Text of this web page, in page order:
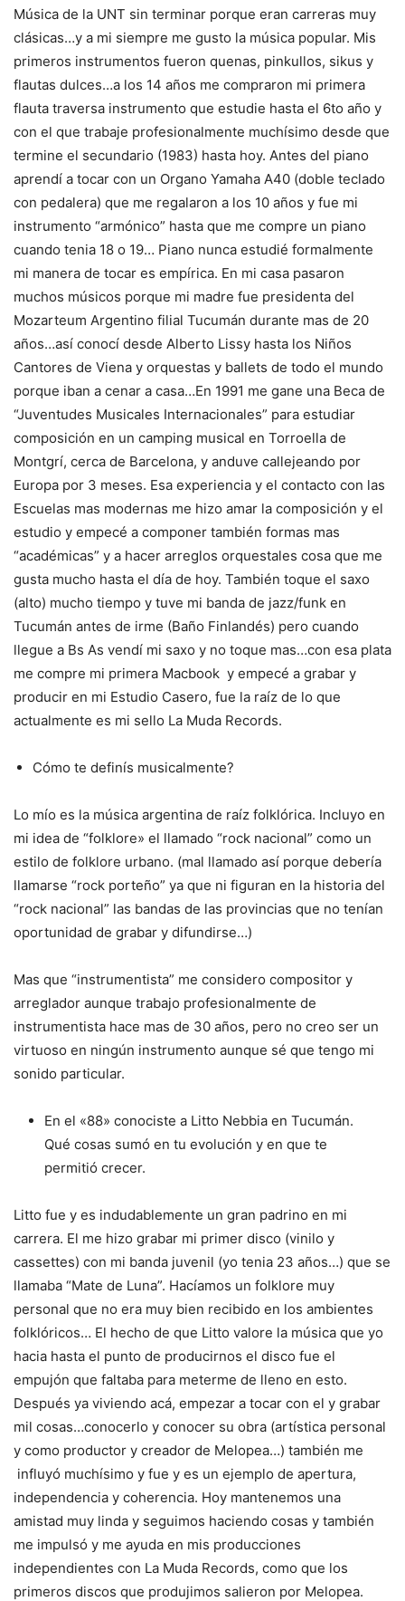
Música de la UNT sin terminar porque eran carreras muy
clásicas…y a mi siempre me gusto la música popular. Mis
primeros instrumentos fueron quenas, pinkullos, sikus y
flautas dulces…a los 14 años me compraron mi primera
flauta traversa instrumento que estudie hasta el 6to año y
con el que trabaje profesionalmente muchísimo desde que
termine el secundario (1983) hasta hoy. Antes del piano
aprendí a tocar con un Organo Yamaha A40 (doble teclado
con pedalera) que me regalaron a los 10 años y fue mi
instrumento “armónico” hasta que me compre un piano
cuando tenia 18 o 19… Piano nunca estudié formalmente
mi manera de tocar es empírica. En mi casa pasaron
muchos músicos porque mi madre fue presidenta del
Mozarteum Argentino filial Tucumán durante mas de 20
años…así conocí desde Alberto Lissy hasta los Niños
Cantores de Viena y orquestas y ballets de todo el mundo
porque iban a cenar a casa…En 1991 me gane una Beca de
“Juventudes Musicales Internacionales” para estudiar
composición en un camping musical en Torroella de
Montgrí, cerca de Barcelona, y anduve callejeando por
Europa por 3 meses. Esa experiencia y el contacto con las
Escuelas mas modernas me hizo amar la composición y el
estudio y empecé a componer también formas mas
“académicas” y a hacer arreglos orquestales cosa que me
gusta mucho hasta el día de hoy. También toque el saxo
(alto) mucho tiempo y tuve mi banda de jazz/funk en
Tucumán antes de irme (Baño Finlandés) pero cuando
llegue a Bs As vendí mi saxo y no toque mas…con esa plata
me compre mi primera Macbook y empecé a grabar y
producir en mi Estudio Casero, fue la raíz de lo que
actualmente es mi sello La Muda Records.
Cómo te definís musicalmente?
Lo mío es la música argentina de raíz folklórica. Incluyo en
mi idea de “folklore» el llamado “rock nacional” como un
estilo de folklore urbano. (mal llamado así porque debería
llamarse “rock porteño” ya que ni figuran en la historia del
“rock nacional” las bandas de las provincias que no tenían
oportunidad de grabar y difundirse…)
Mas que “instrumentista” me considero compositor y
arreglador aunque trabajo profesionalmente de
instrumentista hace mas de 30 años, pero no creo ser un
virtuoso en ningún instrumento aunque sé que tengo mi
sonido particular.
En el «88» conociste a Litto Nebbia en Tucumán.
Qué cosas sumó en tu evolución y en que te
permitió crecer.
Litto fue y es indudablemente un gran padrino en mi
carrera. El me hizo grabar mi primer disco (vinilo y
cassettes) con mi banda juvenil (yo tenia 23 años…) que se
llamaba “Mate de Luna”. Hacíamos un folklore muy
personal que no era muy bien recibido en los ambientes
folklóricos… El hecho de que Litto valore la música que yo
hacia hasta el punto de producirnos el disco fue el
empujón que faltaba para meterme de lleno en esto.
Después ya viviendo acá, empezar a tocar con el y grabar
mil cosas…conocerlo y conocer su obra (artística personal
y como productor y creador de Melopea…) también me
influyó muchísimo y fue y es un ejemplo de apertura,
independencia y coherencia. Hoy mantenemos una
amistad muy linda y seguimos haciendo cosas y también
me impulsó y me ayuda en mis producciones
independientes con La Muda Records, como que los
primeros discos que produjimos salieron por Melopea.